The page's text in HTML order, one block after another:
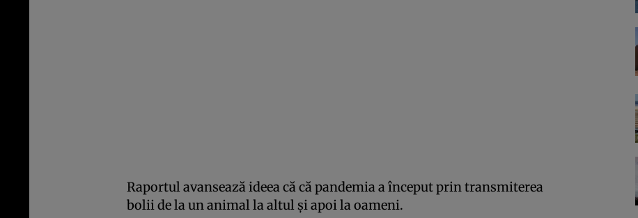
Raportul avansează ideea că că pandemia a început prin transmiterea
bolii de la un animal la altul și apoi la oameni.